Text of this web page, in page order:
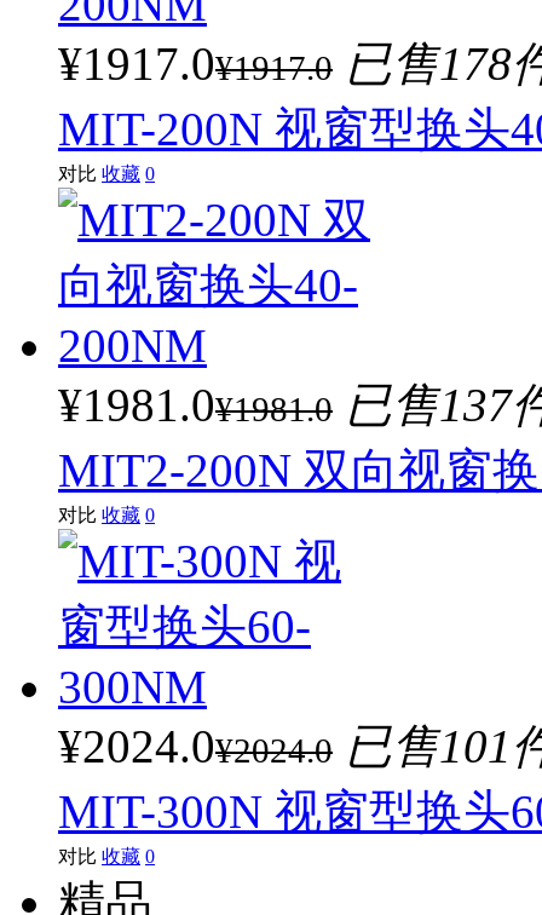
¥1917.0¥1917.0 已售178
MIT-200N 视窗型换头
对比 收藏 0
¥1981.0¥1981.0 已售137
MIT2-200N 双向视窗
对比 收藏 0
¥2024.0¥2024.0 已售101
MIT-300N 视窗型换头
对比 收藏 0
精品